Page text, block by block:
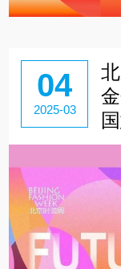
04
2025-03